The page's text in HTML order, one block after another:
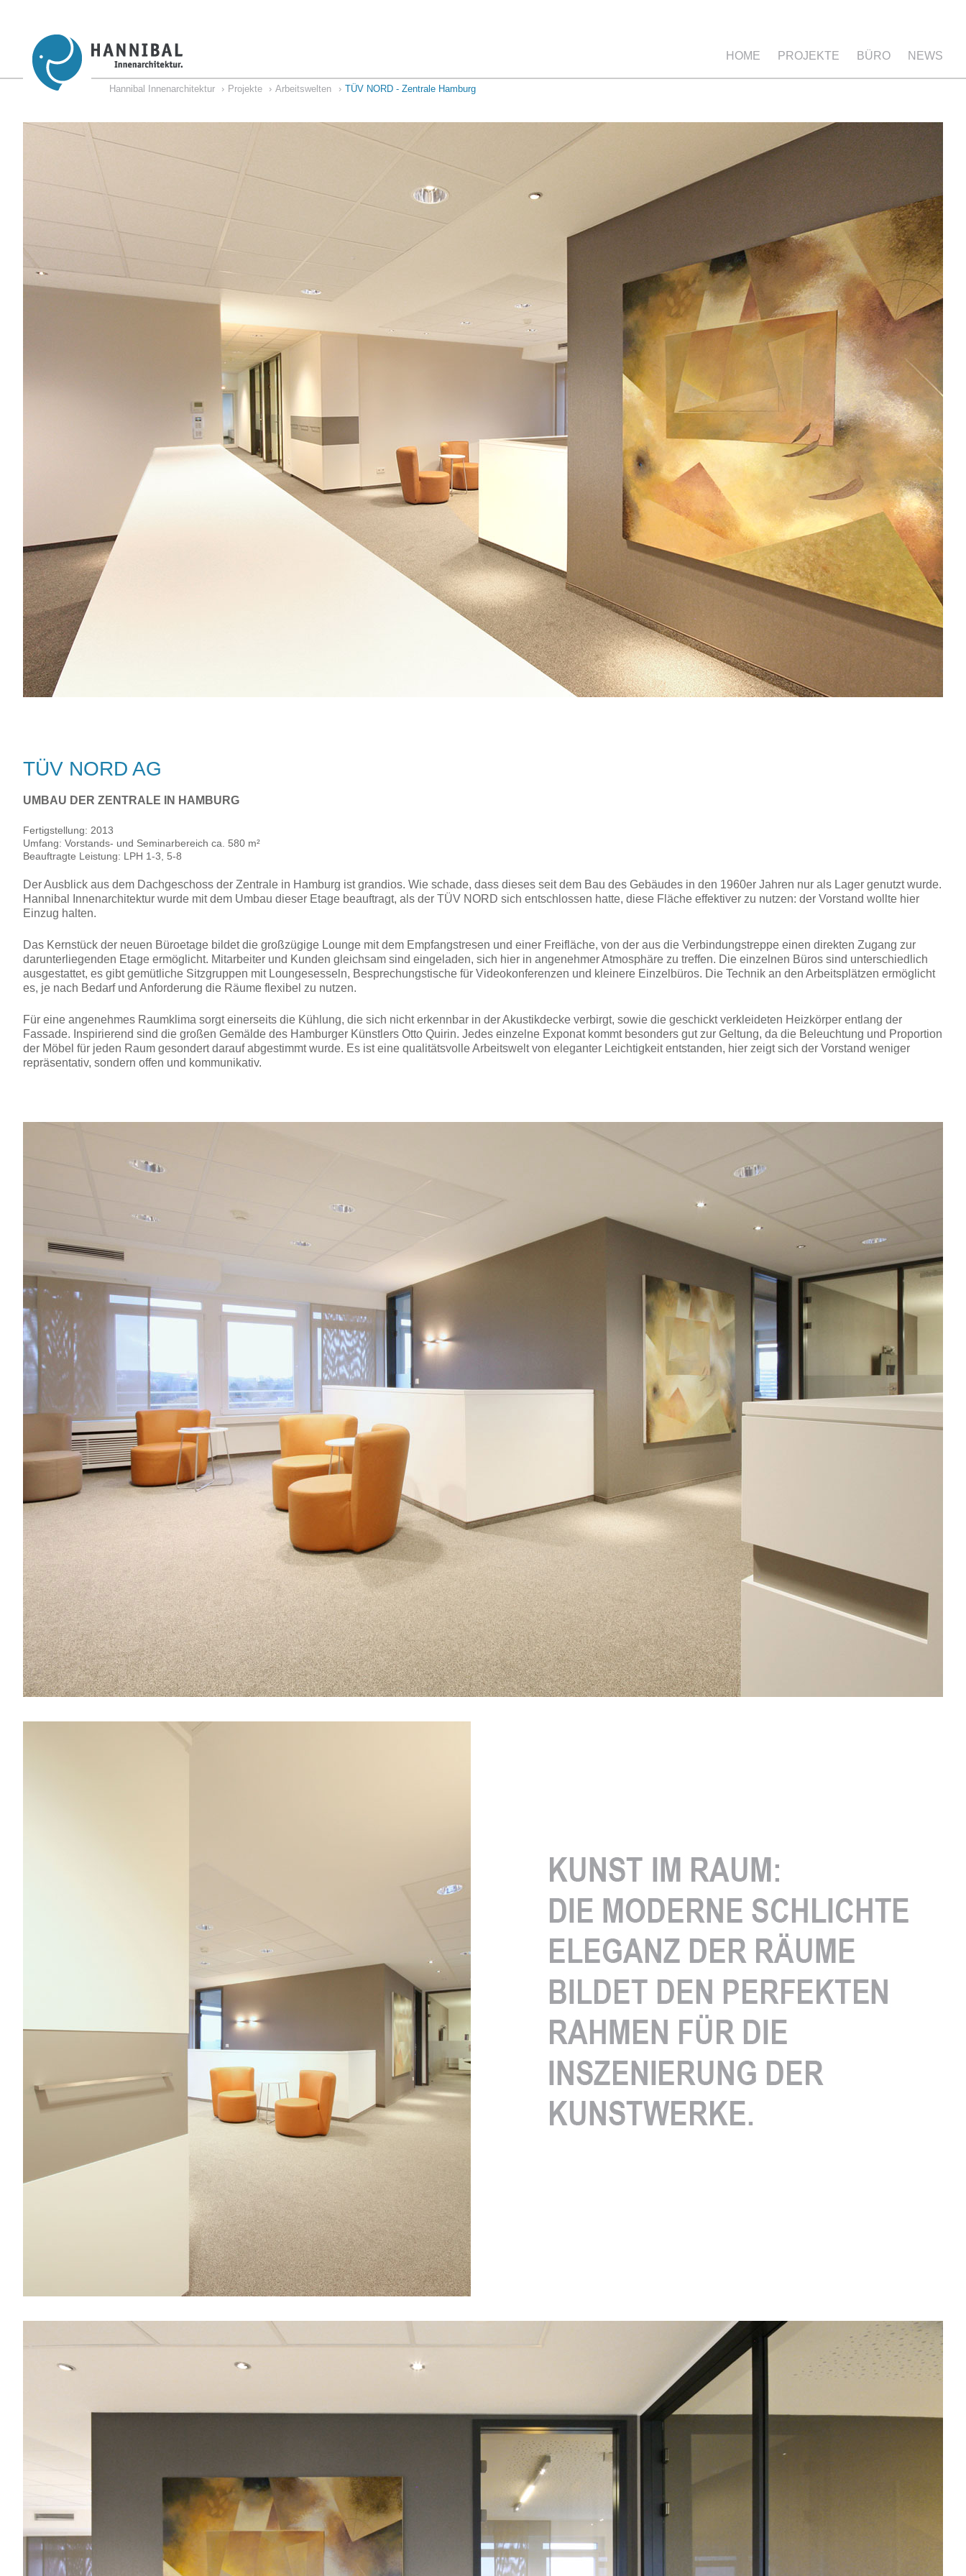
HOME PROJEKTE BÜRO NEWS
Hannibal Innenarchitektur Projekte Arbeitswelten TÜV NORD - Zentrale Hamburg
TÜV NORD AG
UMBAU DER ZENTRALE IN HAMBURG
Fertigstellung: 2013
Umfang: Vorstands- und Seminarbereich ca. 580 m²
Beauftragte Leistung: LPH 1-3, 5-8
Der Ausblick aus dem Dachgeschoss der Zentrale in Hamburg ist grandios. Wie schade, dass dieses seit dem Bau des Gebäudes in den 1960er Jahren nur als Lager genutzt wurde.
Hannibal Innenarchitektur wurde mit dem Umbau dieser Etage beauftragt, als der TÜV NORD sich entschlossen hatte, diese Fläche effektiver zu nutzen: der Vorstand wollte hier
Einzug halten.
Das Kernstück der neuen Büroetage bildet die großzügige Lounge mit dem Empfangstresen und einer Freifläche, von der aus die Verbindungstreppe einen direkten Zugang zur
darunterliegenden Etage ermöglicht. Mitarbeiter und Kunden gleichsam sind eingeladen, sich hier in angenehmer Atmosphäre zu treffen. Die einzelnen Büros sind unterschiedlich
ausgestattet, es gibt gemütliche Sitzgruppen mit Loungesesseln, Besprechungstische für Videokonferenzen und kleinere Einzelbüros. Die Technik an den Arbeitsplätzen ermöglicht
es, je nach Bedarf und Anforderung die Räume flexibel zu nutzen.
Für eine angenehmes Raumklima sorgt einerseits die Kühlung, die sich nicht erkennbar in der Akustikdecke verbirgt, sowie die geschickt verkleideten Heizkörper entlang der
Fassade. Inspirierend sind die großen Gemälde des Hamburger Künstlers Otto Quirin. Jedes einzelne Exponat kommt besonders gut zur Geltung, da die Beleuchtung und Proportion
der Möbel für jeden Raum gesondert darauf abgestimmt wurde. Es ist eine qualitätsvolle Arbeitswelt von eleganter Leichtigkeit entstanden, hier zeigt sich der Vorstand weniger
repräsentativ, sondern offen und kommunikativ.